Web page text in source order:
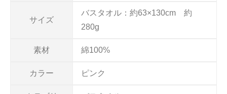
サイズ
バスタオル：約63×130cm 約
280g
素材 綿100%
カラー ピンク